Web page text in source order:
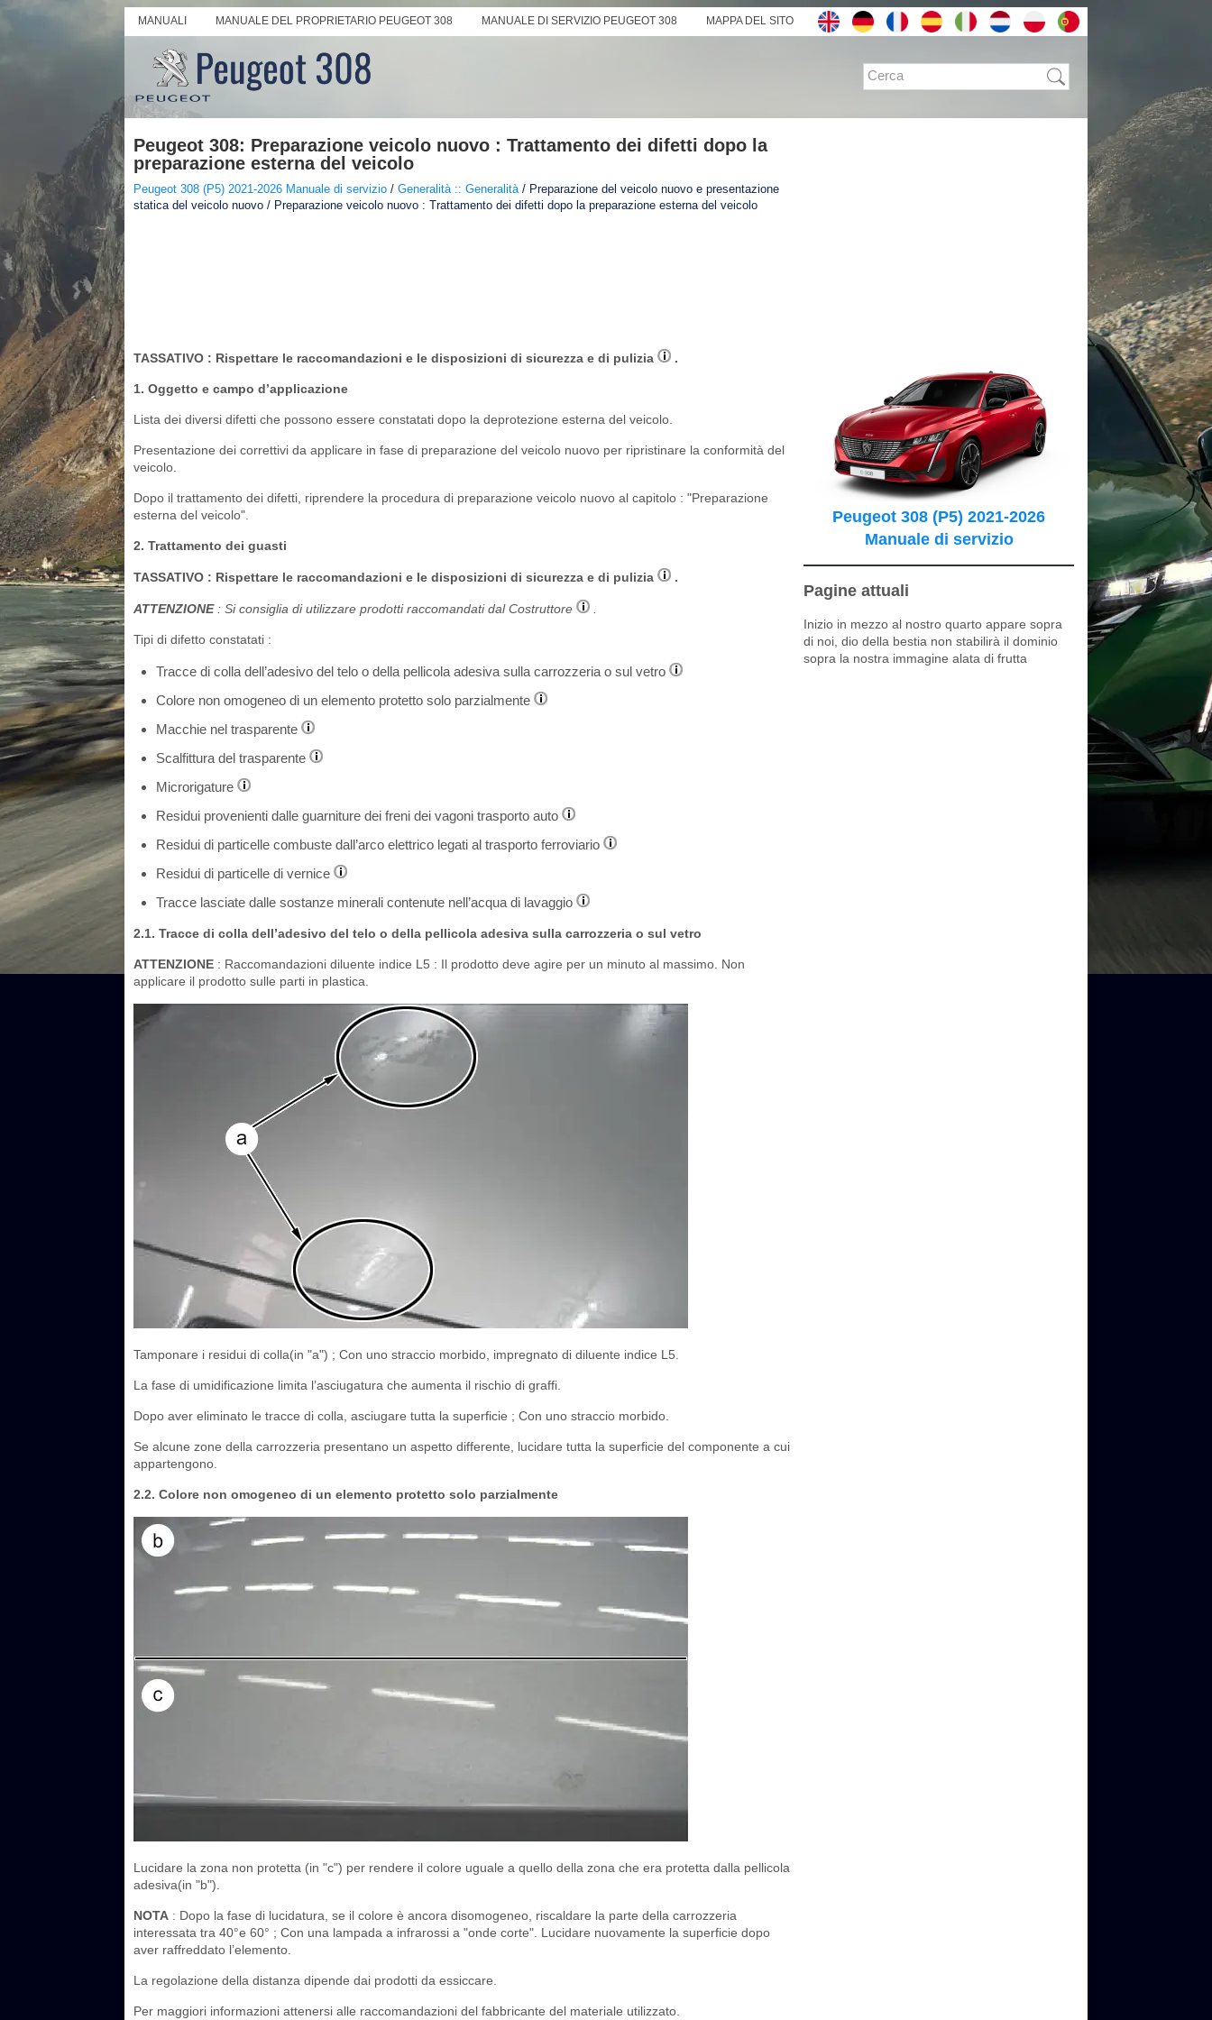
MANUALI MANUALE DEL PROPRIETARIO PEUGEOT 308 MANUALE DI SERVIZIO PEUGEOT 308 MAPPA DEL SITO
Peugeot 308: Preparazione veicolo nuovo : Trattamento dei difetti dopo la
preparazione esterna del veicolo
Peugeot 308 (P5) 2021-2026 Manuale di servizio / Generalità :: Generalità/ Preparazione del veicolo nuovo e presentazione
statica del veicolo nuovo / Preparazione veicolo nuovo : Trattamento dei difetti dopo la preparazione esterna del veicolo
TASSATIVO : Rispettare le raccomandazioni e le disposizioni di sicurezza e di pulizia .
1. Oggetto e campo d’applicazione
Lista dei diversi difetti che possono essere constatati dopo la deprotezione esterna del veicolo.
Presentazione dei correttivi da applicare in fase di preparazione del veicolo nuovo per ripristinare la conformità del
veicolo.
Dopo il trattamento dei difetti, riprendere la procedura di preparazione veicolo nuovo al capitolo : "Preparazione
esterna del veicolo".
2. Trattamento dei guasti
TASSATIVO : Rispettare le raccomandazioni e le disposizioni di sicurezza e di pulizia .
ATTENZIONE: Si consiglia di utilizzare prodotti raccomandati dal Costruttore
Tipi di difetto constatati :
Tracce di colla dell’adesivo del telo o della pellicola adesiva sulla carrozzeria o sul vetro
Colore non omogeneo di un elemento protetto solo parzialmente
Macchie nel trasparente
Scalfittura del trasparente
Microrigature
Residui provenienti dalle guarniture dei freni dei vagoni trasporto auto
Residui di particelle combuste dall’arco elettrico legati al trasporto ferroviario
Residui di particelle di vernice
Tracce lasciate dalle sostanze minerali contenute nell’acqua di lavaggio
2.1. Tracce di colla dell’adesivo del telo o della pellicola adesiva sulla carrozzeria o sul vetro
ATTENZIONE : Raccomandazioni diluente indice L5 : Il prodotto deve agire per un minuto al massimo. Non
applicare il prodotto sulle parti in plastica.
Tamponare i residui di colla(in "a") ; Con uno straccio morbido, impregnato di diluente indice L5.
La fase di umidificazione limita l’asciugatura che aumenta il rischio di graffi.
Dopo aver eliminato le tracce di colla, asciugare tutta la superficie ; Con uno straccio morbido.
Se alcune zone della carrozzeria presentano un aspetto differente, lucidare tutta la superficie del componente a cui
appartengono.
2.2. Colore non omogeneo di un elemento protetto solo parzialmente
Lucidare la zona non protetta (in "c") per rendere il colore uguale a quello della zona che era protetta dalla pellicola
adesiva(in "b").
NOTA : Dopo la fase di lucidatura, se il colore è ancora disomogeneo, riscaldare la parte della carrozzeria
interessata tra 40°e 60° ; Con una lampada a infrarossi a "onde corte". Lucidare nuovamente la superficie dopo
aver raffreddato l’elemento.
La regolazione della distanza dipende dai prodotti da essiccare.
Per maggiori informazioni attenersi alle raccomandazioni del fabbricante del materiale utilizzato.
Peugeot 308 (P5) 2021-2026
Manuale di servizio
Pagine attuali
Inizio in mezzo al nostro quarto appare sopra
di noi, dio della bestia non stabilirà il dominio
sopra la nostra immagine alata di frutta